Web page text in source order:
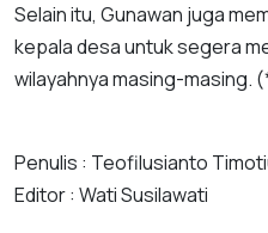
Selain itu, Gunawan juga
kepala desa untuk segera
wilayahnya masing-masing.
Penulis : Teofilusianto
Editor : Wati Susilawati